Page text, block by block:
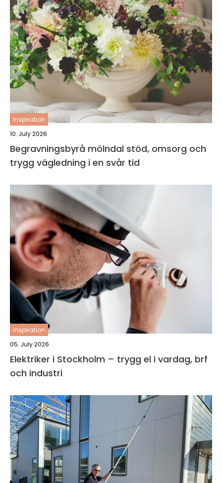
inspiration
10. July 2026
Begravningsbyrå mölndal stöd, omsorg och
trygg vägledning i en svår tid
inspiration
05. July 2026
Elektriker i Stockholm – trygg el i vardag, brf
och industri